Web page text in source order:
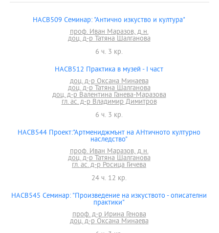
HACB509 Семинар: "Антично изкуство и култура"
проф. Иван Маразов, д.н.
доц. д-р Татяна Шалганова
6 ч. 3 кр.
HACB512 Практика в музей - I част
доц. д-р Оксана Минаева
доц. д-р Татяна Шалганова
доц. д-р Валентина Ганева-Маразова
гл. ас. д-р Владимир Димитров
6 ч. 3 кр.
HACB544 Проект:"Артмениджмънт на АНтичното културно
наследство"
проф. Иван Маразов, д.н.
доц. д-р Татяна Шалганова
гл. ас. д-р Росица Гичева
24 ч. 12 кр.
HACB545 Семинар: "Произведение на изкуството - описателни
практики"
проф. д-р Ирина Генова
доц. д-р Оксана Минаева